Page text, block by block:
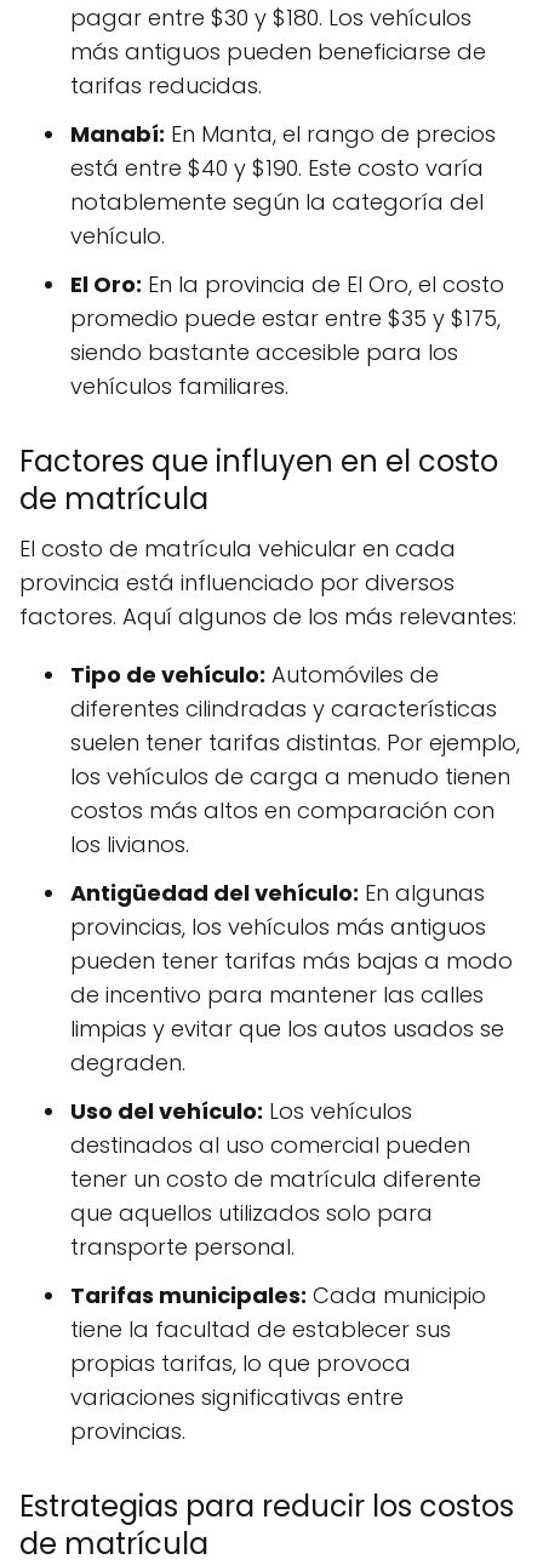
pagar entre $30 y $180. Los vehículos
más antiguos pueden beneficiarse de
tarifas reducidas.
Manabí: En Manta, el rango de precios
está entre $40 y $190. Este costo varía
notablemente según la categoría del
vehículo.
El Oro: En la provincia de El Oro, el costo
promedio puede estar entre $35 y $175,
siendo bastante accesible para los
vehículos familiares.
Factores que influyen en el costo
de matrícula
El costo de matrícula vehicular en cada
provincia está influenciado por diversos
factores. Aquí algunos de los más relevantes:
Tipo de vehículo: Automóviles de
diferentes cilindradas y características
suelen tener tarifas distintas. Por ejemplo,
los vehículos de carga a menudo tienen
costos más altos en comparación con
los livianos.
Antigüedad del vehículo: En algunas
provincias, los vehículos más antiguos
pueden tener tarifas más bajas a modo
de incentivo para mantener las calles
limpias y evitar que los autos usados se
degraden.
Uso del vehículo: Los vehículos
destinados al uso comercial pueden
tener un costo de matrícula diferente
que aquellos utilizados solo para
transporte personal.
Tarifas municipales: Cada municipio
tiene la facultad de establecer sus
propias tarifas, lo que provoca
variaciones significativas entre
provincias.
Estrategias para reducir los costos
de matrícula